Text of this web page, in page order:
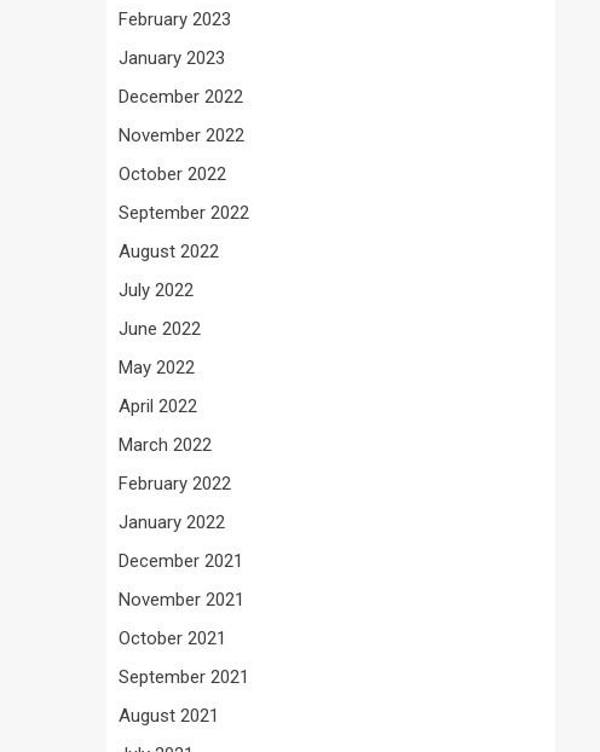
February 2023
January 2023
December 2022
November 2022
October 2022
September 2022
August 2022
July 2022
June 2022
May 2022
April 2022
March 2022
February 2022
January 2022
December 2021
November 2021
October 2021
September 2021
August 2021